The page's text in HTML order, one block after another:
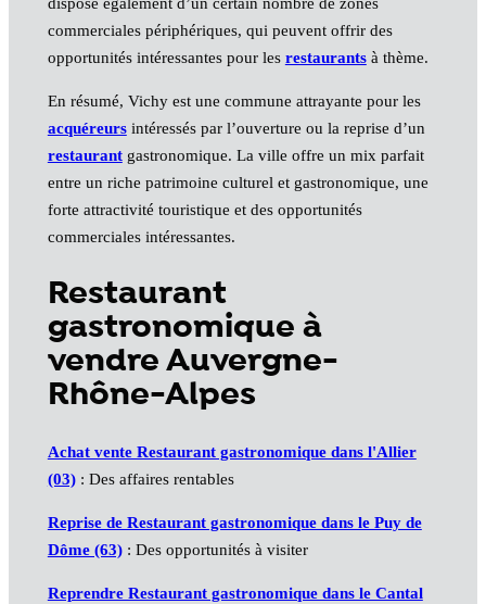
commerciales périphériques, qui peuvent offrir des
opportunités intéressantes pour les restaurantsà thème.
En résumé, Vichy est une commune attrayante pour les
acquéreursintéressés par l’ouverture ou la reprise d’un
restaurantgastronomique. La ville offre un mix parfait
entre un riche patrimoine culturel et gastronomique, une
forte attractivité touristique et des opportunités
commerciales intéressantes.
Restaurant
gastronomique à
vendre Auvergne-
Rhône-Alpes
Achat vente Restaurant gastronomique dans l'Allier
(03): Des affaires rentables
Reprise de Restaurant gastronomique dans le Puy de
Dôme (63): Des opportunités à visiter
Reprendre Restaurant gastronomique dans le Cantal